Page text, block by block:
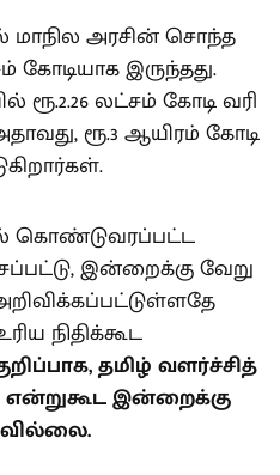
மாநில அரசின் சொந்த
கோடியாக இருந்தது.
லட்சம் கோடி வரி
ரூ.3 ஆயிரம் கோடி
கொண்டுவரப்பட்ட
இன்றைக்கு வேறு
நிதிக்கூட
தமிழ் வளர்ச்சித்
என்றுகூட இன்றைக்கு